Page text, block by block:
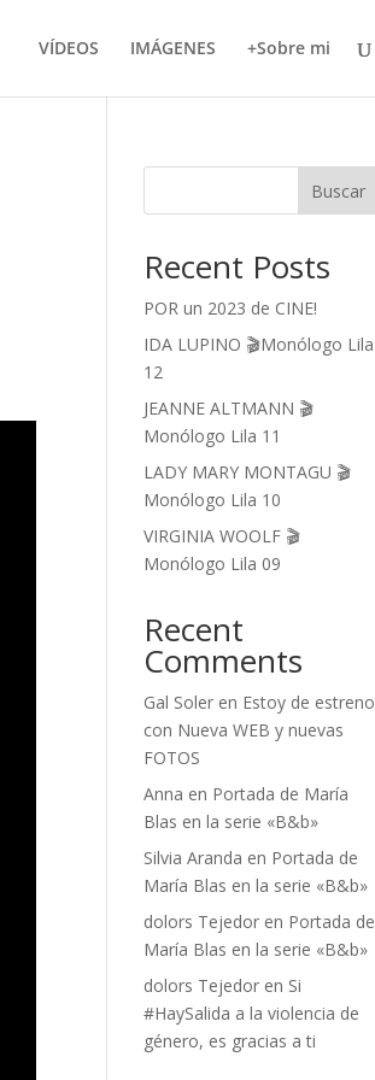
VÍDEOS IMÁGENES +Sobre mi
Buscar
Recent Posts
POR un 2023 de CINE!
IDA LUPINO 🎬Monólogo Lila
12
JEANNE ALTMANN 🎬
Monólogo Lila 11
LADY MARY MONTAGU 🎬
Monólogo Lila 10
VIRGINIA WOOLF 🎬
Monólogo Lila 09
Recent
Comments
Gal Soler en Estoy de estreno
con Nueva WEB y nuevas
FOTOS
Anna en Portada de María
Blas en la serie «B&b»
Silvia Aranda en Portada de
María Blas en la serie «B&b»
dolors Tejedor en Portada de
María Blas en la serie «B&b»
dolors Tejedor en Si
#HaySalida a la violencia de
género, es gracias a ti